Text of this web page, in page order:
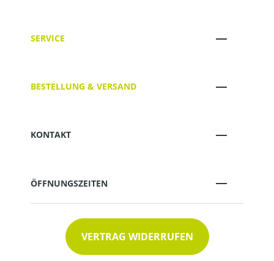
SERVICE
BESTELLUNG & VERSAND
KONTAKT
ÖFFNUNGSZEITEN
VERTRAG WIDERRUFEN